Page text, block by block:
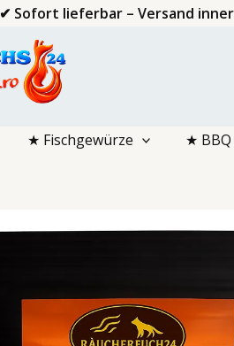
✔ Sofort lieferbar – Versand
★ Fischgewürze ★